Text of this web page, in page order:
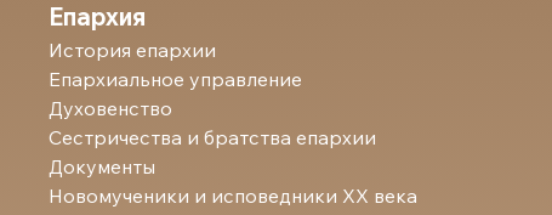
Епархия
История епархии
Епархиальное управление
Духовенство
Сестричества и братства епархии
Документы
Новомученики и исповедники ХХ века